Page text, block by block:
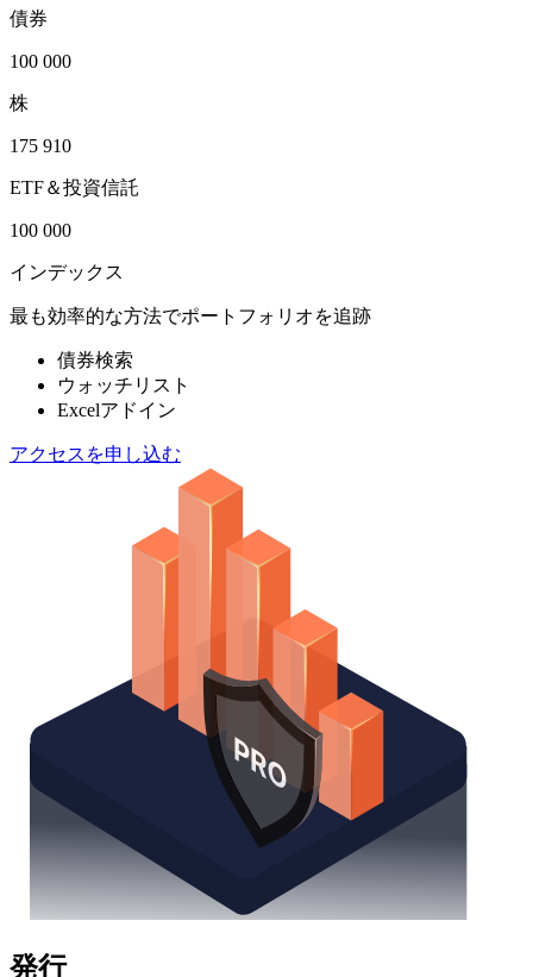
債券
100 000
株
175 910
ETF＆投資信託
100 000
インデックス
最も効率的な方法でポートフォリオを追跡
債券検索
ウォッチリスト
Excelアドイン
アクセスを申し込む
発行